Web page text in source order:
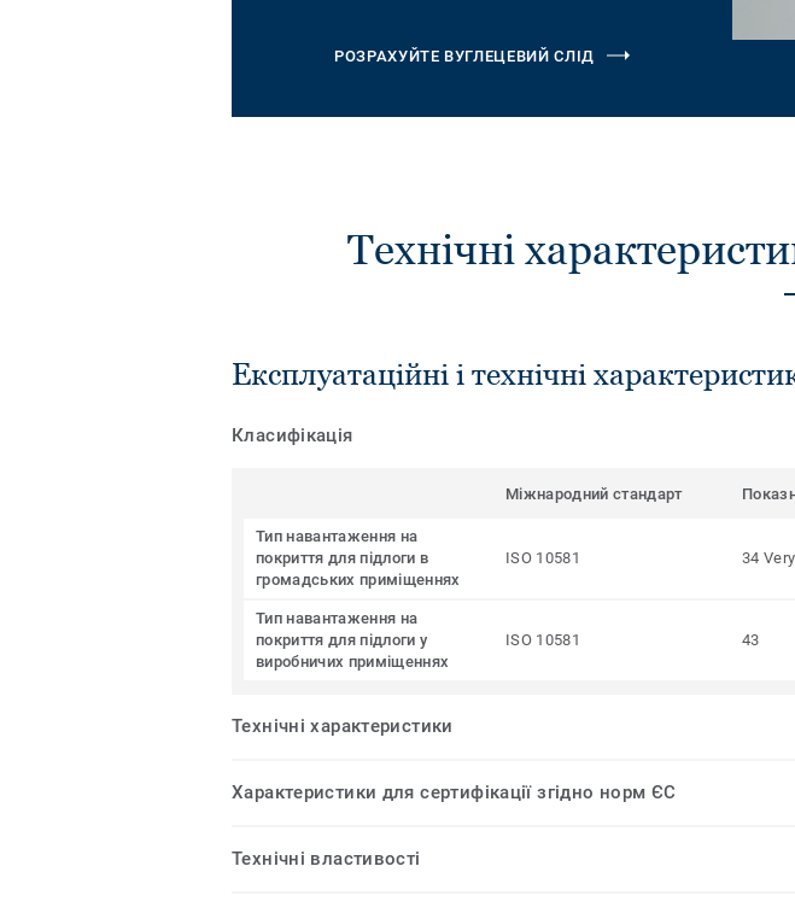
РОЗРАХУЙТЕ ВУГЛЕЦЕВИЙ СЛІД
Технічні
Експлуатаційні і технічні
Класифікація
Міжнародний стандарт
Тип навантаження на
покриття для підлоги в
громадських приміщеннях
ISO 10581 34
Тип навантаження на
покриття для підлоги у
виробничих приміщеннях
ISO 10581 43
Технічні характеристики
Характеристики для сертифікації згідно норм ЄС
Технічні властивості